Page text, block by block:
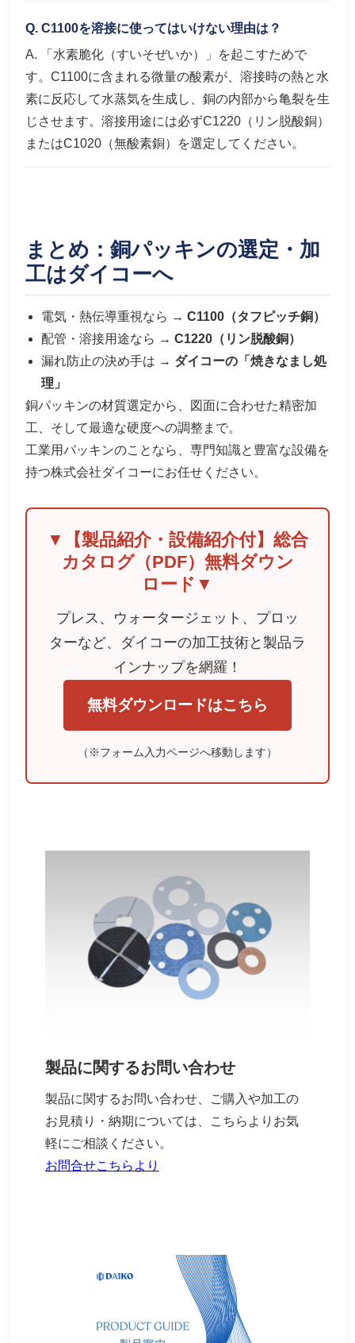
Q. C1100を溶接に使ってはいけない理由は？
A. 「水素脆化（すいそぜいか）」を起こすためで
す。C1100に含まれる微量の酸素が、溶接時の熱と水
素に反応して水蒸気を生成し、銅の内部から亀裂を生
じさせます。溶接用途には必ずC1220（リン脱酸銅）
またはC1020（無酸素銅）を選定してください。
まとめ：銅パッキンの選定・加
工はダイコーへ
電気・熱伝導重視なら → C1100（タフピッチ銅）
配管・溶接用途なら → C1220（リン脱酸銅）
漏れ防止の決め手は → ダイコーの「焼きなまし処
理」
銅パッキンの材質選定から、図面に合わせた精密加
工、そして最適な硬度への調整まで。
工業用パッキンのことなら、専門知識と豊富な設備を
持つ株式会社ダイコーにお任せください。
▼【製品紹介・設備紹介付】総合
カタログ（PDF）無料ダウン
ロード▼
プレス、ウォータージェット、プロッ
ターなど、ダイコーの加工技術と製品ラ
インナップを網羅！
無料ダウンロードはこちら
（※フォーム入力ページへ移動します）
製品に関するお問い合わせ
製品に関するお問い合わせ、ご購入や加工の
お見積り・納期については、こちらよりお気
軽にご相談ください。
お問合せこちらより